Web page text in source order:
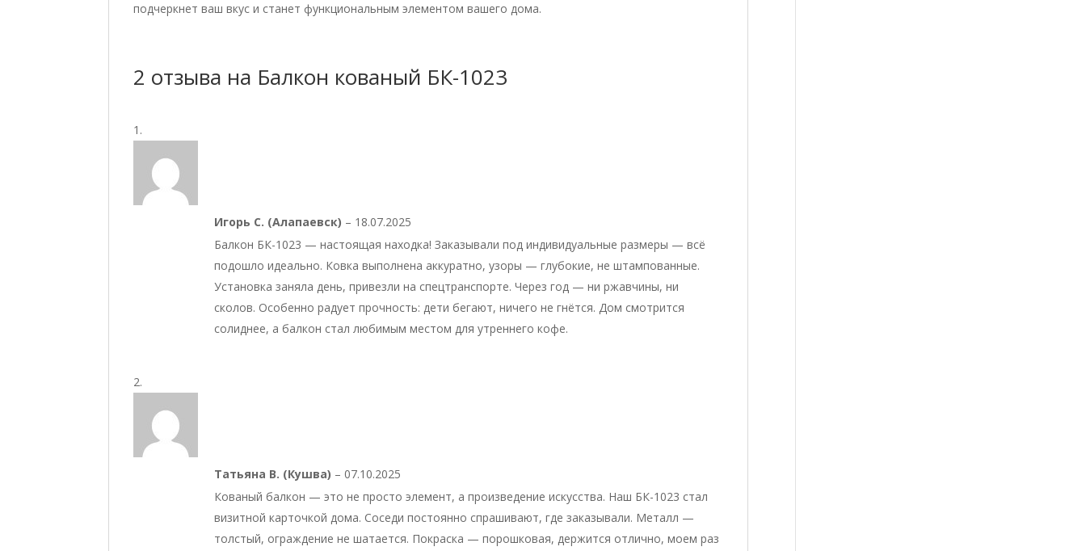
подчеркнет ваш вкус и станет функциональным элементом вашего дома.
2 отзыва на Балкон кованый БК-1023
Игорь С. (Алапаевск) – 18.07.2025
Балкон БК-1023 — настоящая находка! Заказывали под индивидуальные размеры — всё
подошло идеально. Ковка выполнена аккуратно, узоры — глубокие, не штампованные.
Установка заняла день, привезли на спецтранспорте. Через год — ни ржавчины, ни
сколов. Особенно радует прочность: дети бегают, ничего не гнётся. Дом смотрится
солиднее, а балкон стал любимым местом для утреннего кофе.
Татьяна В. (Кушва) – 07.10.2025
Кованый балкон — это не просто элемент, а произведение искусства. Наш БК-1023 стал
визитной карточкой дома. Соседи постоянно спрашивают, где заказывали. Металл —
толстый, ограждение не шатается. Покраска — порошковая, держится отлично, моем раз